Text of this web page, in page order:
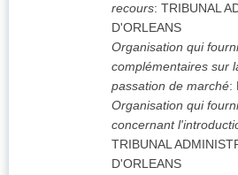
recours: TRIBUNAL
D'ORLEANS
Organisation qui
complémentaires sur
passation de marché:
Organisation qui
concernant
TRIBUNAL
D'ORLEANS